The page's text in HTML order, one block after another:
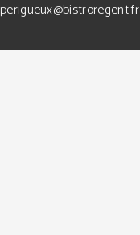
perigueux@bistroregent.fr